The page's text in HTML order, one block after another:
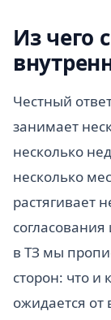
Из чего
Честный
занимает
несколько
несколько
растягивает
в ТЗ мы
сторон: что и
ожидается от